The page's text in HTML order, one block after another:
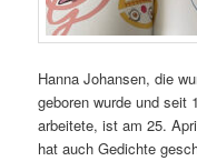
Hanna Johansen, die
geboren wurde und seit
arbeitete, ist am 25.
hat auch Gedichte